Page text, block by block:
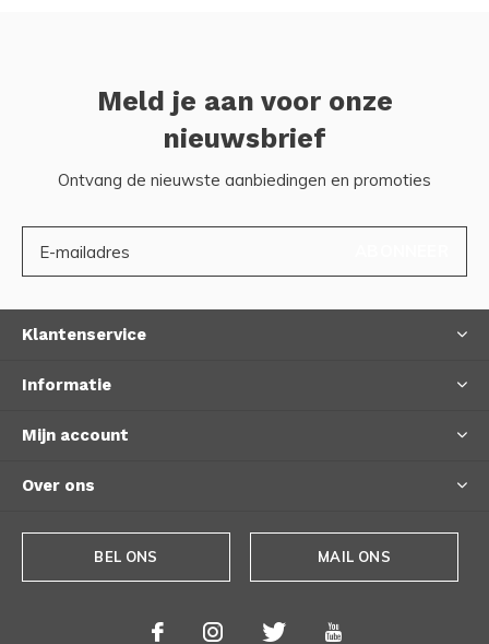
Meld je aan voor onze
nieuwsbrief
Ontvang de nieuwste aanbiedingen en promoties
Klantenservice
Informatie
Mijn account
Over ons
BEL ONS MAIL ONS